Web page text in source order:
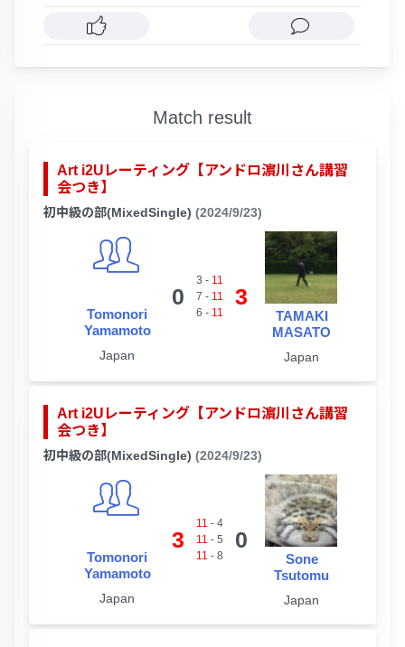
Match result
Art i2Uレーティング【アンドロ濵川さん講習
会つき】
初中級の部(MixedSingle) (2024/9/23)
Tomonori
Yamamoto
Japan
0
3 - 11
7 - 11
6 - 11
3
TAMAKI
MASATO
Japan
Art i2Uレーティング【アンドロ濵川さん講習
会つき】
初中級の部(MixedSingle) (2024/9/23)
Tomonori
Yamamoto
Japan
3
11 - 4
11 - 5
11 - 8
0
Sone
Tsutomu
Japan